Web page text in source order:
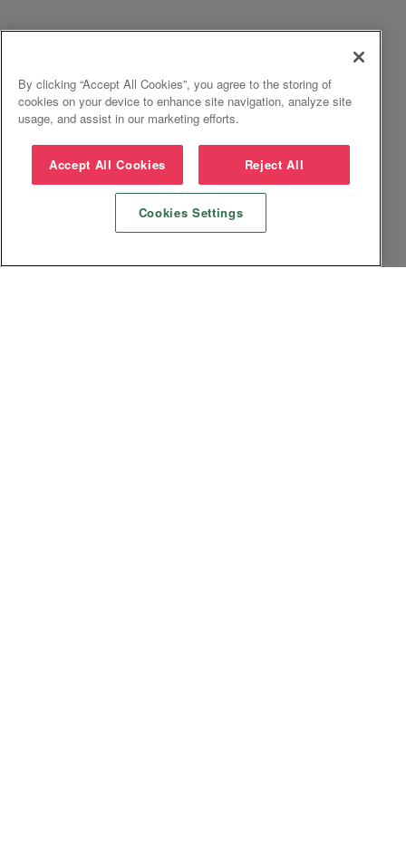
By clicking “Accept All Cookies”, you agree to the storing of
cookies on your device to enhance site navigation, analyze site
usage, and assist in our marketing efforts.
Accept All Cookies Reject All
Cookies Settings